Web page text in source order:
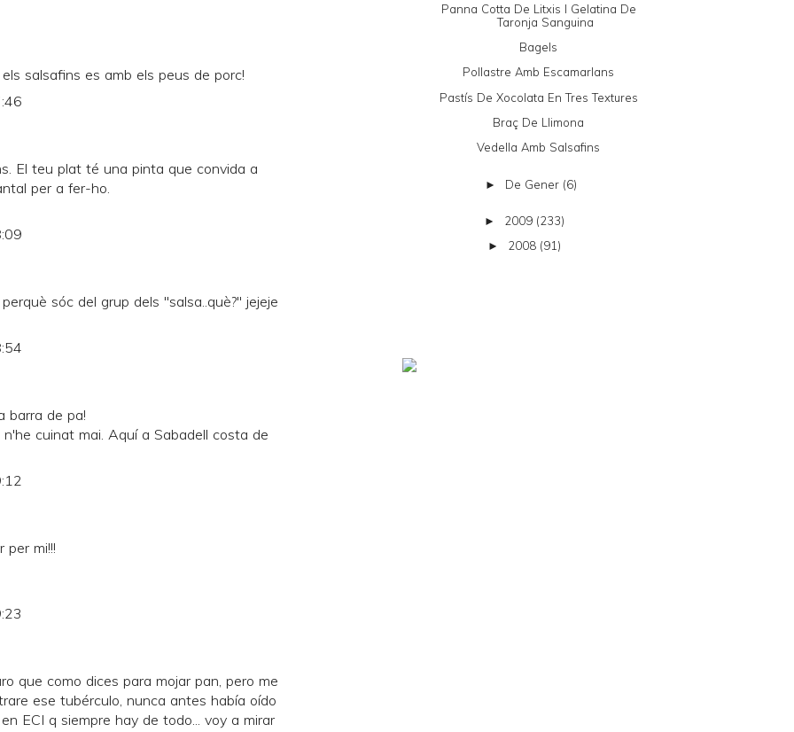
salsafins es amb els peus de porc!
El teu plat té una pinta que convida a
per a fer-ho.
sóc del grup dels "salsa..què?" jejeje
barra de pa!
cuinat mai. Aquí a Sabadell costa de
per mi!!!
que como dices para mojar pan, pero me
ese tubérculo, nunca antes había oído
ECI q siempre hay de todo... voy a mirar
Panna Cotta De Litxis I Gelatina De
Taronja Sanguina
Bagels
Pollastre Amb Escamarlans
Pastís De Xocolata En Tres Textures
Braç De Llimona
Vedella Amb Salsafins
► De Gener (6)
► 2009 (233)
► 2008 (91)